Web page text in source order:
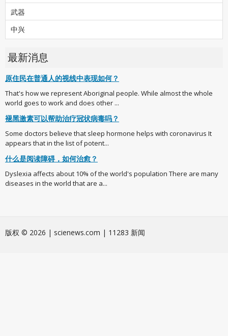
武器
中兴
最新消息
原住民在普通人的视线中表现如何？
That's how we represent Aboriginal people. While almost the whole
world goes to work and does other ...
褪黑激素可以帮助治疗冠状病毒吗？
Some doctors believe that sleep hormone helps with coronavirus It
appears that in the list of potent...
什么是阅读障碍，如何治愈？
Dyslexia affects about 10% of the world's population There are many
diseases in the world that are a...
版权 © 2026 | scienews.com | 11283 新闻